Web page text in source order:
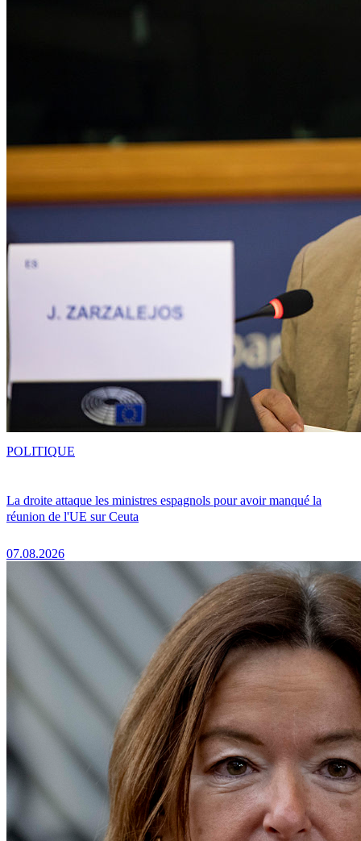
La droite attaque les ministres espagnols pour avoir manqué la
réunion de l'UE sur Ceuta
07.08.2026
POLITIQUE